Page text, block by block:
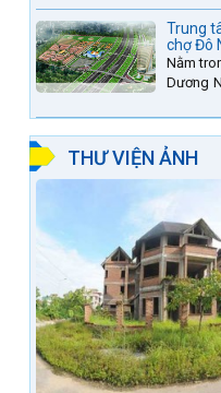
tổng
căn biệt
Trung
chợ Đô
Nằm
Dương
Văn
thương
THƯ VIỆN ẢNH